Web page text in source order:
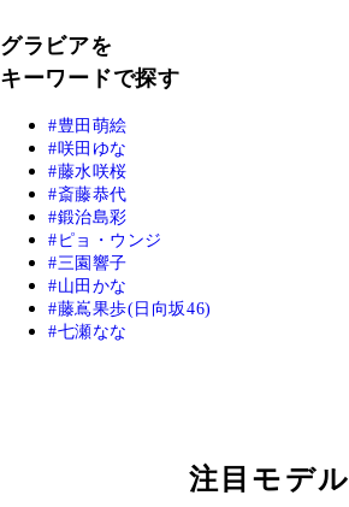
グラビアを
キーワードで探す
豊田萌絵
咲田ゆな
藤水咲桜
斎藤恭代
鍛治島彩
ピョ・ウンジ
三園響子
山田かな
藤嶌果歩(日向坂46)
七瀬なな
注目モデル